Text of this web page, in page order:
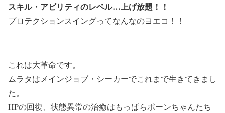
スキル・アビリティのレベル…上げ放題！！
プロテクションスイングってなんなのヨエコ！！
これは大革命です。
ムラタはメインジョブ・シーカーでこれまで生きてきまし
た。
HPの回復、状態異常の治癒はもっぱらポーンちゃんたち